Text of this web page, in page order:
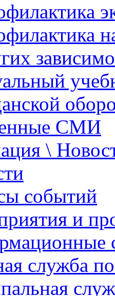
СМИ
\
событий
и
служба